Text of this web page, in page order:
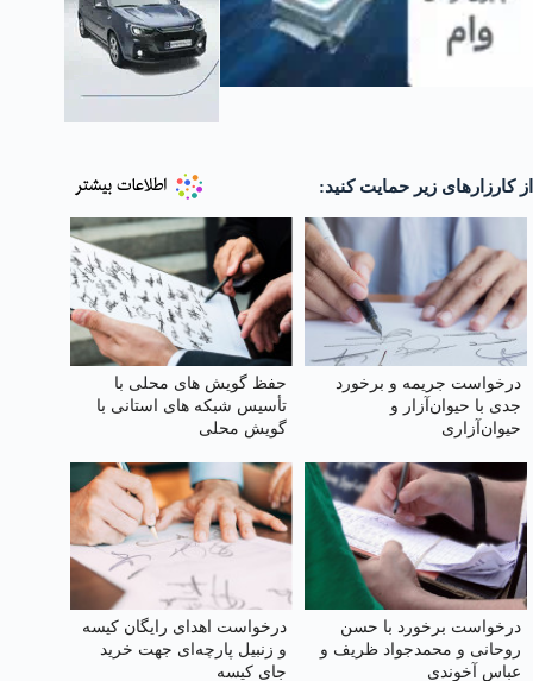
از کارزارهای زیر حمایت کنید:
درخواست جریمه و برخورد
جدی با حیوان‌آزار و
حیوان‌آزاری
حفظ گویش های محلی با
تأسیس شبکه های استانی با
گویش محلی
درخواست برخورد با حسن
روحانی و محمدجواد ظریف و
عباس آخوندی
درخواست اهدای رایگان کیسه
و زنبیل پارچه‌ای جهت خرید
جای کیسه‌